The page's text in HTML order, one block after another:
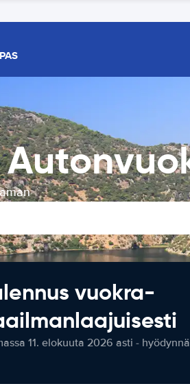
vuokra-
11. elokuuta 2026 asti -